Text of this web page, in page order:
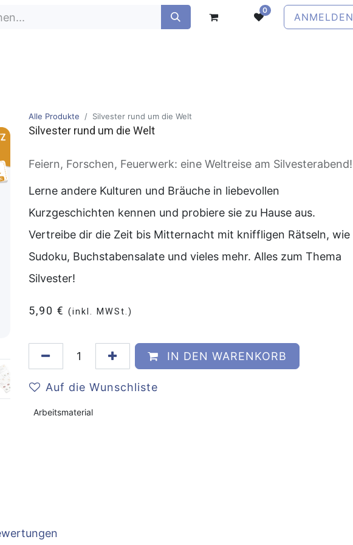
0
ANMELDEN
Alle Produkte Silvester rund um die Welt
Silvester rund um die Welt
Feiern, Forschen, Feuerwerk: eine Weltreise am Silvesterabend!
Lerne andere Kulturen und Bräuche in liebevollen
Kurzgeschichten kennen und probiere sie zu Hause aus.
Vertreibe dir die Zeit bis Mitternacht mit kniffligen Rätseln, wie
Sudoku, Buchstabensalate und vieles mehr. Alles zum Thema
Silvester!
5,90 € (inkl. MWSt.)
IN DEN WARENKORB
Auf die Wunschliste
Arbeitsmaterial